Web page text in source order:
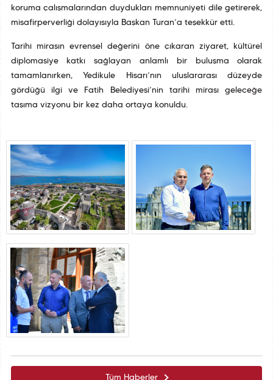
koruma çalışmalarından duydukları memnuniyeti dile getirerek,
misafirperverliği dolayısıyla Başkan Turan’a teşekkür etti.
Tarihî mirasın evrensel değerini öne çıkaran ziyaret, kültürel
diplomasiye katkı sağlayan anlamlı bir buluşma olarak
tamamlanırken, Yedikule Hisarı’nın uluslararası düzeyde
gördüğü ilgi ve Fatih Belediyesi’nin tarihî mirası geleceğe
taşıma vizyonu bir kez daha ortaya konuldu.
Tüm Haberler